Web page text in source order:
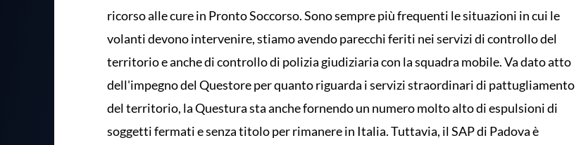
ricorso alle cure in Pronto Soccorso. Sono sempre più frequenti le situazioni in cui le
volanti devono intervenire, stiamo avendo parecchi feriti nei servizi di controllo del
territorio e anche di controllo di polizia giudiziaria con la squadra mobile. Va dato atto
dell'impegno del Questore per quanto riguarda i servizi straordinari di pattugliamento
del territorio, la Questura sta anche fornendo un numero molto alto di espulsioni di
soggetti fermati e senza titolo per rimanere in Italia. Tuttavia, il SAP di Padova è